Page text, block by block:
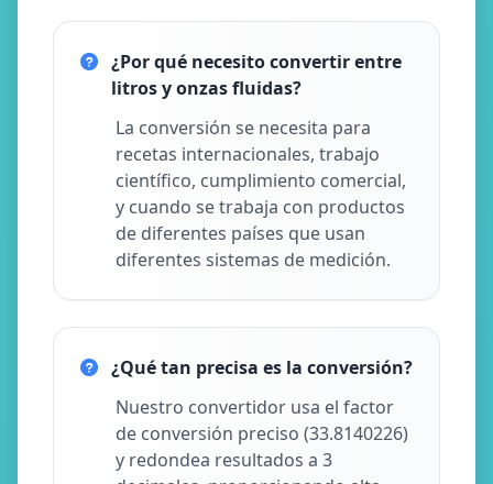
¿Por qué necesito convertir entre
litros y onzas fluidas?
La conversión se necesita para
recetas internacionales, trabajo
científico, cumplimiento comercial,
y cuando se trabaja con productos
de diferentes países que usan
diferentes sistemas de medición.
¿Qué tan precisa es la conversión?
Nuestro convertidor usa el factor
de conversión preciso (33.8140226)
y redondea resultados a 3